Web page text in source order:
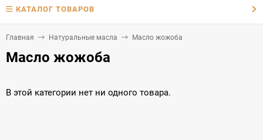
КАТАЛОГ ТОВАРОВ
Главная Натуральные масла Масло жожоба
Масло жожоба
В этой категории нет ни одного товара.